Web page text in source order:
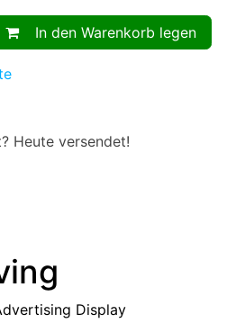
In den Warenkorb legen
Heute versendet!
Display